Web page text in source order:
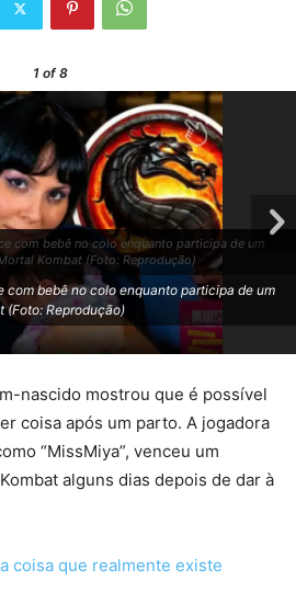
1 of 8
com bebê no colo enquanto participa de um
Kombat (Foto: Reprodução)
com bebê no colo enquanto participa de um
(Foto: Reprodução)
nascido mostrou que é possível
coisa após um parto. A jogadora
“MissMiya”, venceu um
alguns dias depois de dar à
coisa que realmente existe